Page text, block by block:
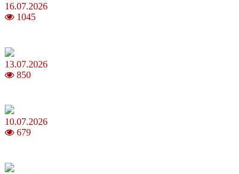
16.07.2026
1045
13.07.2026
850
10.07.2026
679